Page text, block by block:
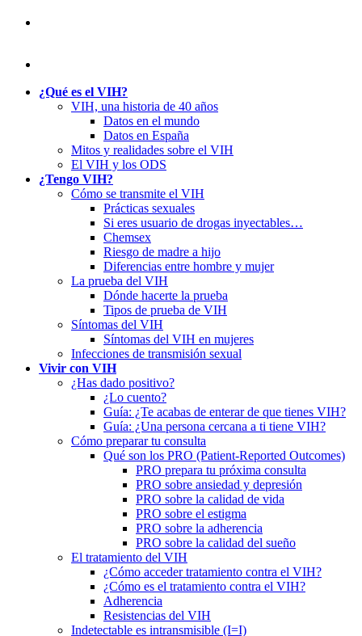
¿Qué es el VIH?
VIH, una historia de 40 años
Datos en el mundo
Datos en España
Mitos y realidades sobre el VIH
El VIH y los ODS
¿Tengo VIH?
Cómo se transmite el VIH
Prácticas sexuales
Si eres usuario de drogas inyectables…
Chemsex
Riesgo de madre a hijo
Diferencias entre hombre y mujer
La prueba del VIH
Dónde hacerte la prueba
Tipos de prueba de VIH
Síntomas del VIH
Síntomas del VIH en mujeres
Infecciones de transmisión sexual
Vivir con VIH
¿Has dado positivo?
¿Lo cuento?
Guía: ¿Te acabas de enterar de que tienes VIH?
Guía: ¿Una persona cercana a ti tiene VIH?
Cómo preparar tu consulta
Qué son los PRO (Patient-Reported Outcomes)
PRO prepara tu próxima consulta
PRO sobre ansiedad y depresión
PRO sobre la calidad de vida
PRO sobre el estigma
PRO sobre la adherencia
PRO sobre la calidad del sueño
El tratamiento del VIH
¿Cómo acceder tratamiento contra el VIH?
¿Cómo es el tratamiento contra el VIH?
Adherencia
Resistencias del VIH
Indetectable es intransmisible (I=I)